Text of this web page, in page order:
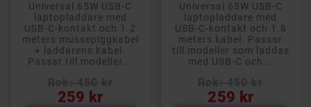
Universal 65W USB-C
laptopladdare med
USB-C-kontakt och 1.2
meters mussepiggkabel
+ laddarens kabel.
Passar till modeller...
259 kr
Universal 65W USB-C
laptopladdare med
USB-C-kontakt och 1.8
meters kabel. Passar
till modeller som laddas
med USB-C och...
259 kr